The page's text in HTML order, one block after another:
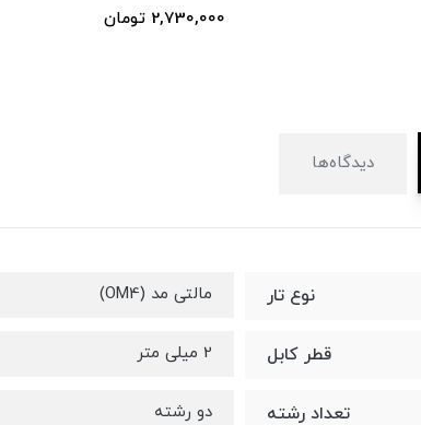
2,730,000 تومان
دیدگاه‌ها
نوع تار مالتی مد (OM4)
قطر کابل 2 میلی متر
تعداد رشته دو رشته